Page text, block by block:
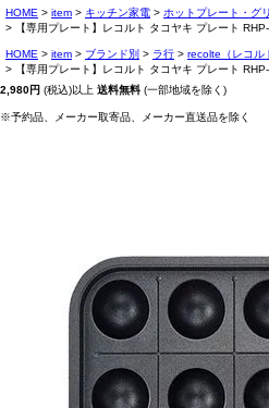
HOME item キッチン家電 ホットプレート・グ
【専用プレート】レコルト タコヤキ プレート
HOME item ブランド別 ラ行
recolte（レコル
【専用プレート】レコルト タコヤキ プレート
2,980円 (税込)以上 送料無料 (一部地域を除く)
※予約品、メーカー取寄品、メーカー直送品を除く